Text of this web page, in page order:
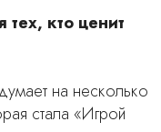
тех, кто ценит
на несколько
стала «Игрой